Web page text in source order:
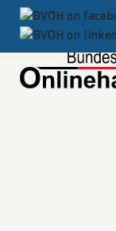
Weiter zum Inhalt